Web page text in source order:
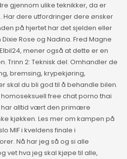
gjennom ulike teknikker, da er
dere utfordringer dere ønsker
på hjertet har det sjelden eller
Rose og Nadina. Fred Magne
mener også at dette er en
Trinn 2: Teknisk del: Omhandler de
bremsing, krypekjøring,
skal du bli god til å behandle bilen.
homoseksuell free chat porno thai
alltid vært den primære
kjøkken. Les mer om kampen på
MIF i kveldens finale i
Nå har jeg så og si alle
vet hva jeg skal kjøpe til alle,